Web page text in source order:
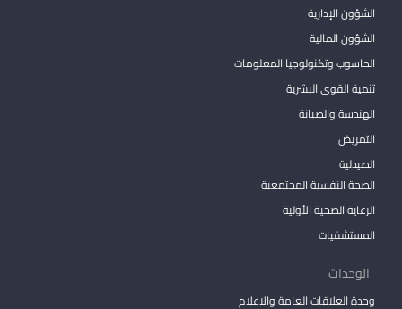
الشؤون الإدارية
الشؤون المالية
الحاسوب وتكنولوجيا المعلومات
تنمية القوى البشرية
الهندسة والصيانة
التمريض
الصيدلية
الصحة النفسية المجتمعية
الرعاية الصحية الأولية
المستشفيات
الوحدات
وحدة العلاقات العامة والاعلام